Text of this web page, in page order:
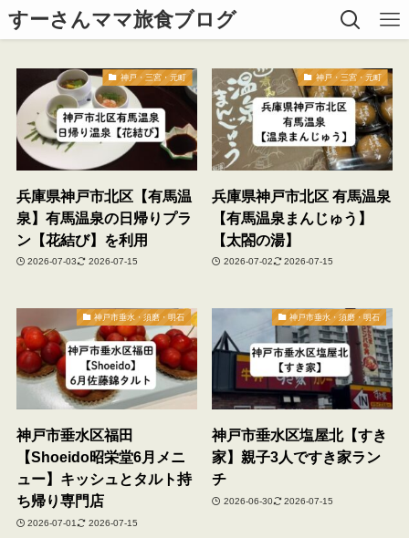
すーさんママ旅食ブログ
神戸・三宮・元町
兵庫県神戸市北区【有馬温
泉】有馬温泉の日帰りプラ
ン【花結び】を利用
2026-07-03 2026-07-15
神戸・三宮・元町
兵庫県神戸市北区 有馬温泉
【有馬温泉まんじゅう】
【太閤の湯】
2026-07-02 2026-07-15
神戸市垂水・須磨・明石
神戸市垂水区福田
【Shoeido昭栄堂6月メニ
ュー】キッシュとタルト持
ち帰り専門店
2026-07-01 2026-07-15
神戸市垂水・須磨・明石
神戸市垂水区塩屋北【すき
家】親子3人ですき家ラン
チ
2026-06-30 2026-07-15